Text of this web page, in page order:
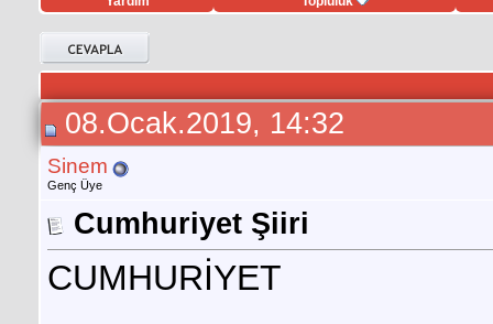
porno izle twitter retweet hilesi
08.Ocak.2019, 14:32
Sinem
Genç Üye
Cumhuriyet Şiiri
CUMHURİYET